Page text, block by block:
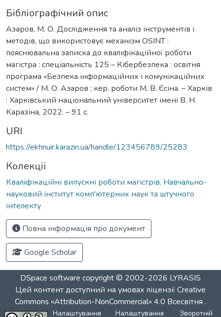
Бібліографічний опис
Азаров, М. О. Дослідження та аналіз інструментів і
методів, що використовує механізм OSINT :
пояснювальна записка до кваліфікаційної роботи
магістра : спеціальність 125 – Кібербезпека : освітня
програма «Безпека інформаційних і комунікаційних
систем» / М. О. Азаров ; кер. роботи М. В. Єсіна. – Харків
: Харківський національний університет імені В. Н.
Каразіна, 2022. – 91 с.
URI
https://ekhnuir.karazin.ua/handle/123456789/25283
Колекції
Кваліфікаційні випускні роботи магістрів. Навчально-
науковий інститут комп'ютерних наук та штучного
інтелекту
Повна інформація про документ
Google Scholar
DSpace software copyright © 2002-2026 LYRASIS
Цей контент доступний на умовах ліцензіїCreative
Commons «Attribution-NonCommercial» 4.0 Всесвітня .
Налаштування Налаштування Зворотній